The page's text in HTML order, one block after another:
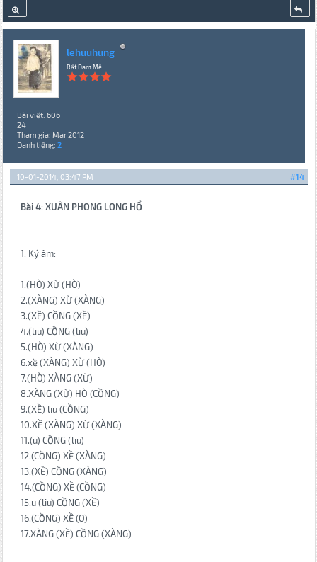
lehuuhung
Rất Đam Mê
Bài viết: 606
24
Tham gia: Mar 2012
Danh tiếng: 2
#14
10-01-2014, 03:47 PM
Bài 4: XUÂN PHONG LONG HỔ
1. Ký âm:
1.(HÒ) XỪ (HÒ)
2.(XÀNG) XỪ (XÀNG)
3.(XỀ) CỒNG (XỀ)
4.(liu) CỒNG (liu)
5.(HÒ) XỪ (XÀNG)
6.xề (XÀNG) XỪ (HÒ)
7.(HÒ) XÀNG (XỪ)
8.XÀNG (XỪ) HÒ (CỒNG)
9.(XỀ) liu (CỒNG)
10.XỀ (XÀNG) XỪ (XÀNG)
11.(u) CỒNG (liu)
12.(CỒNG) XỀ (XÀNG)
13.(XỀ) CỒNG (XÀNG)
14.(CỒNG) XỀ (CỒNG)
15.u (liu) CỒNG (XỀ)
16.(CỒNG) XỀ (O)
17.XÀNG (XỀ) CỒNG (XÀNG)